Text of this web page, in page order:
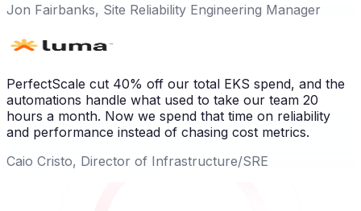
Jon Fairbanks, Site Reliability Engineering Manager
PerfectScale cut 40% off our total EKS spend, and the
automations handle what used to take our team 20
hours a month. Now we spend that time on reliability
and performance instead of chasing cost metrics.
Caio Cristo, Director of Infrastructure/SRE